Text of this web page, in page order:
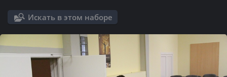
Искать в этом наборе